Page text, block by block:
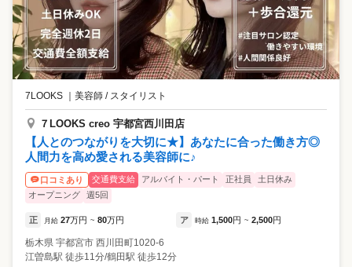
7LOOKS ｜ 美容師 / スタイリスト
７LOOKS creo 宇都宮西川田店
【人とのつながりを大切に★】あなたに合った働き方◎
人間力を高め愛される美容師に♪
口コミあり 交通費支給 アルバイト・パート 正社員
土日休み
オープニング
週5回
正 月給 27万円 ~ 80万円 ア 時給 1,500円 ~ 2,500円
栃木県 宇都宮市 西川田町1020-6
江曽島駅 徒歩11分/鶴田駅 徒歩12分